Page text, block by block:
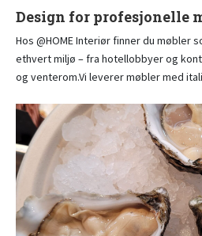
Design for profesjonelle
Hos @HOME Interiør finner du møbler
ethvert miljø – fra hotellobbyer og
og venterom.Vi leverer møbler med